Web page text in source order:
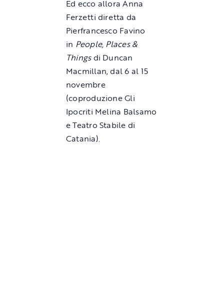
Ed ecco allora Anna
Ferzetti diretta da
Pierfrancesco Favino
in People, Places &
Thingsdi Duncan
Macmillan, dal 6 al 15
novembre
(coproduzione Gli
Ipocriti Melina Balsamo
e Teatro Stabile di
Catania).